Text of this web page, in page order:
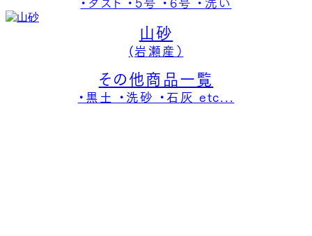
・ダスト ・5号 ・6号 ・洗い
山砂
(岩瀬産）
その他商品一覧
・黒土 ・洗砂 ・石灰 etc...